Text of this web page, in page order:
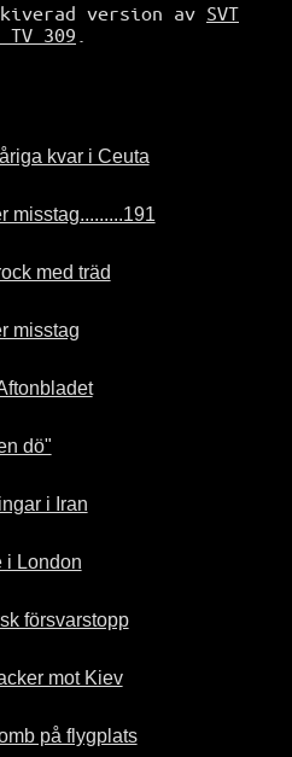
version av SVT
TV 309
kvar i Ceuta
misstag.........191
med träd
misstag
dö"
i Iran
i London
försvarstopp
mot Kiev
på flygplats